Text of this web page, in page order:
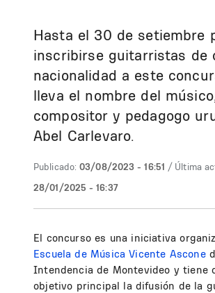
Hasta el 30 de setiembre
inscribirse guitarristas de
nacionalidad a este
lleva el nombre del
compositor y pedagogo
Abel Carlevaro.
Publicado: 03/08/2023 - 16:51 / Última
28/01/2025 - 16:37
El concurso es una iniciativa
Escuela de Música Vicente Ascone
Intendencia de Montevideo y tiene
objetivo principal la difusión de la